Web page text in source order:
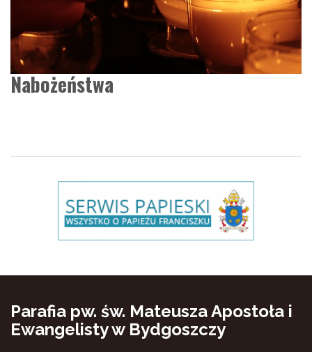
Nabożeństwa
Parafia pw. św. Mateusza Apostoła i
Ewangelisty w Bydgoszczy